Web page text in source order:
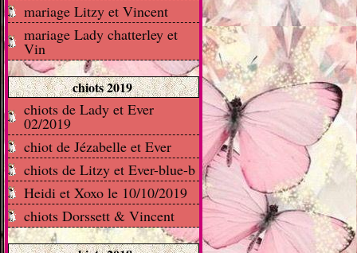
mariage Litzy et Vincent
mariage Lady chatterley et
Vin
chiots 2019
chiots de Lady et Ever
02/2019
chiot de Jézabelle et Ever
chiots de Litzy et Ever-blue-b
Heidi et Xoxo le 10/10/2019
chiots Dorssett & Vincent